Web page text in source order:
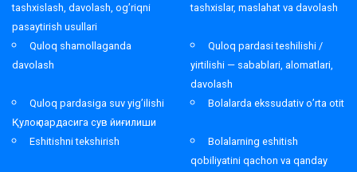
tashxislash, davolash, og’riqni
pasaytirish usullari
tashxislar, maslahat va davolash
Quloq shamollaganda
davolash
Quloq pardasi teshilishi /
yirtilishi — sabablari, alomatlari,
davolash
Quloq pardasiga suv yig’ilishi
Қулоқ пардасига сув йиғилиши
Bolalarda ekssudativ o’rta otit
Eshitishni tekshirish
Bolalarning eshitish
qobiliyatini qachon va qanday